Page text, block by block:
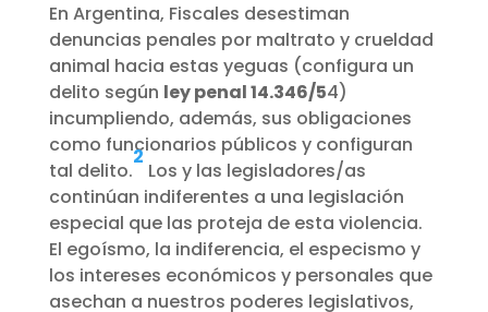
En Argentina, Fiscales desestiman
denuncias penales por maltrato y crueldad
animal hacia estas yeguas (configura un
delito según ley penal 14.346/54)
incumpliendo, además, sus obligaciones
como funcionarios públicos y configuran
tal delito.
2
Los y las legisladores/as
continúan indiferentes a una legislación
especial que las proteja de esta violencia.
El egoísmo, la indiferencia, el especismo y
los intereses económicos y personales que
asechan a nuestros poderes legislativos,